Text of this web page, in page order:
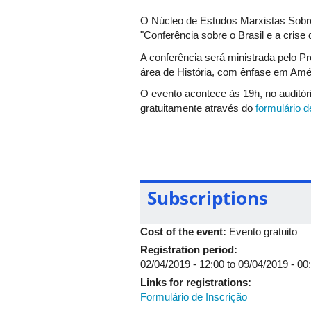
O Núcleo de Estudos Marxistas
"Conferência sobre o Brasil e a crise
A conferência será ministrada pelo
área de História, com ênfase em
O evento acontece às 19h, no
gratuitamente através do formulário
Subscriptions
Cost of the event: Evento gratuito
Registration period:
02/04/2019 - 12:00 to 09/04/2019 -
Links for registrations:
Formulário de Inscrição